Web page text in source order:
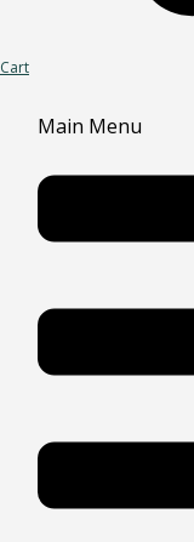
Cart
Main Menu